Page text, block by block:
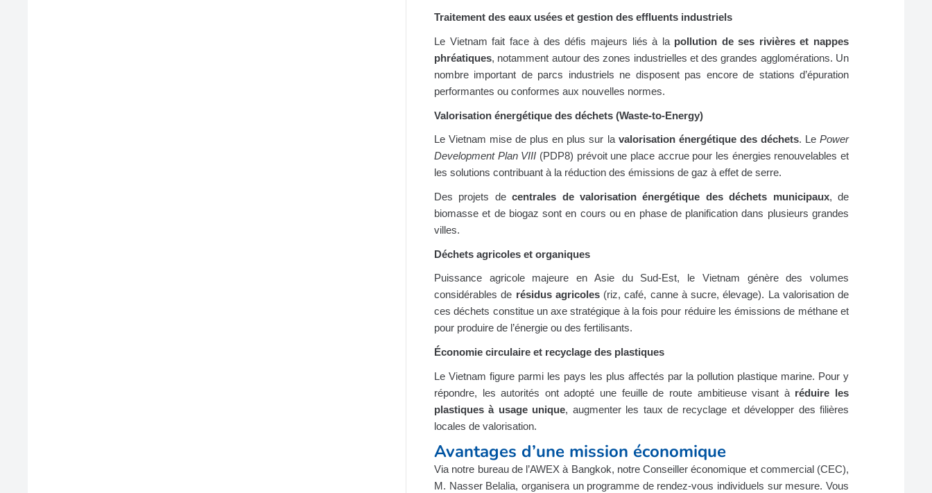
Traitement des eaux usées et gestion des effluents industriels
Le Vietnam fait face à des défis majeurs liés à la pollution de ses rivières et nappes
phréatiques, notamment autour des zones industrielles et des grandes agglomérations. Un
nombre important de parcs industriels ne disposent pas encore de stations d’épuration
performantes ou conformes aux nouvelles normes.
Valorisation énergétique des déchets (Waste‑to‑Energy)
Le Vietnam mise de plus en plus sur la valorisation énergétique des déchets. LePower
Development Plan VIII (PDP8) prévoit une place accrue pour les énergies renouvelables et
les solutions contribuant à la réduction des émissions de gaz à effet de serre.
Des projets decentrales de valorisation énergétique des déchets municipaux, de
biomasse et de biogaz sont en cours ou en phase de planification dans plusieurs grandes
villes.
Déchets agricoles et organiques
Puissance agricole majeure en Asie du Sud‑Est, le Vietnam génère des volumes
considérables de résidus agricoles(riz, café, canne à sucre, élevage). La valorisation de
ces déchets constitue un axe stratégique à la fois pour réduire les émissions de méthane et
pour produire de l’énergie ou des fertilisants.
Économie circulaire et recyclage des plastiques
Le Vietnam figure parmi les pays les plus affectés par la pollution plastique marine. Pour y
répondre, les autorités ont adopté une feuille de route ambitieuse visant à réduire les
plastiques à usage unique, augmenter les taux de recyclage et développer des filières
locales de valorisation.
Avantages d’une mission économique
Via notre bureau de l’AWEX à Bangkok, notre Conseiller économique et commercial (CEC),
M. Nasser Belalia, organisera un programme de rendez-vous individuels sur mesure. Vous